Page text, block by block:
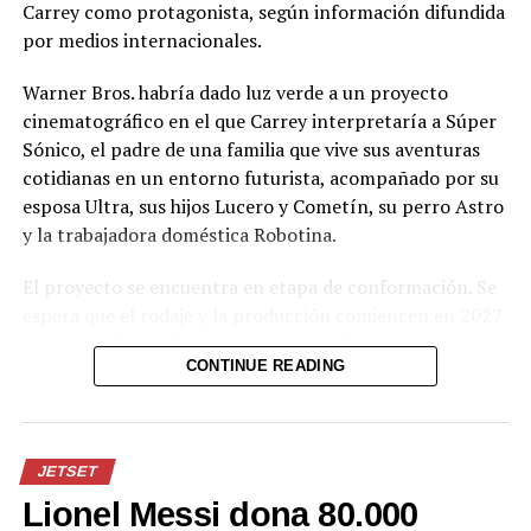
casan en una discreta
ceremonia en Londres
31 mayo, 2026
En «Jetset»
RELATED TOPICS:
Honduras enfrenta una grave crisis energética
PNC captura a hombre acusado de homicidio en
Tamanique
Carrey como protagonista, según información difundida
por medios internacionales.
Warner Bros. habría dado luz verde a un proyecto
cinematográfico en el que Carrey interpretaría a Súper
Sónico, el padre de una familia que vive sus aventuras
cotidianas en un entorno futurista, acompañado por su
esposa Ultra, sus hijos Lucero y Cometín, su perro Astro
y la trabajadora doméstica Robotina.
El proyecto se encuentra en etapa de conformación. Se
y que la película llegue a los cines en 2028, aunque
todavía no existe un calendario oficial. El resto del
definido por la productora.
La iniciativa busca llevar nuevamente a la pantalla
grande este clásico de la animación, que alcanzó gran
CONTINUE READING
JETSET
Lionel Messi dona 80.000